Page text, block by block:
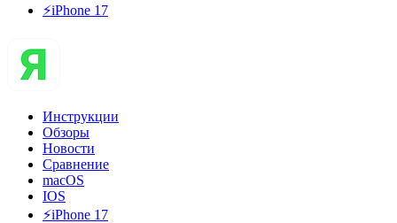
⚡️iPhone 17
Инструкции
Обзоры
Новости
Сравнение
macOS
IOS
⚡️iPhone 17